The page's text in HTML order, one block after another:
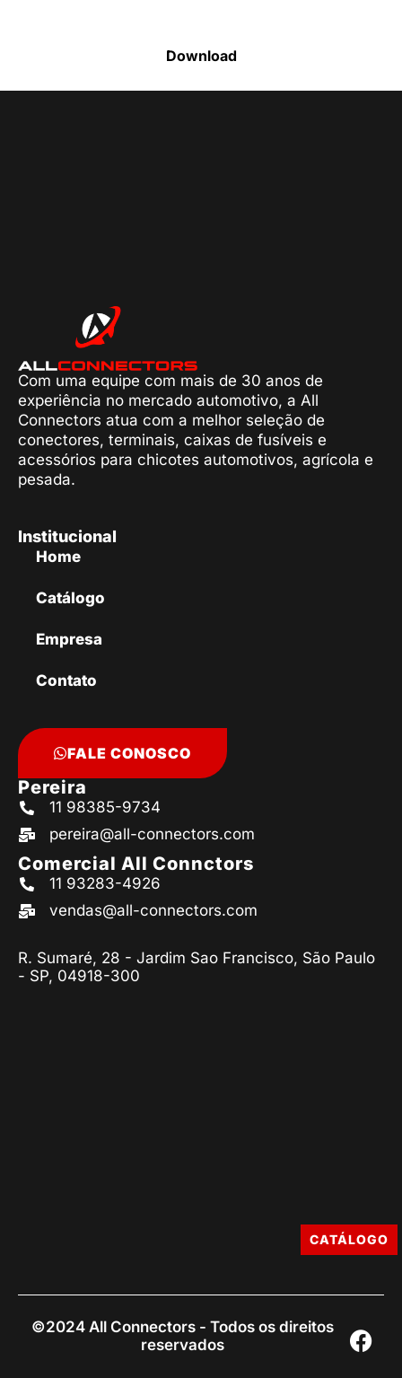
Download
Com uma equipe com mais de 30 anos de
experiência no mercado automotivo, a All
Connectors atua com a melhor seleção de
conectores, terminais, caixas de fusíveis e
acessórios para chicotes automotivos, agrícola e
pesada.
Institucional
Home
Catálogo
Empresa
Contato
FALE CONOSCO
Pereira
11 98385-9734
pereira@all-connectors.com
Comercial All Connctors
11 93283-4926
vendas@all-connectors.com
R. Sumaré, 28 - Jardim Sao Francisco, São Paulo
- SP, 04918-300
©2024 All Connectors - Todos os direitos
reservados
CATÁLOGO